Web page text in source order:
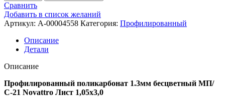
Сравнить
Добавить в список желаний
Артикул: A-00004558 Категория: Профилированный
Описание
Детали
Описание
Профилированный поликарбонат 1.3мм бесцветный МП/
С-21 Novattro Лист 1,05х3,0